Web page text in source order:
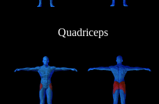
Quadriceps